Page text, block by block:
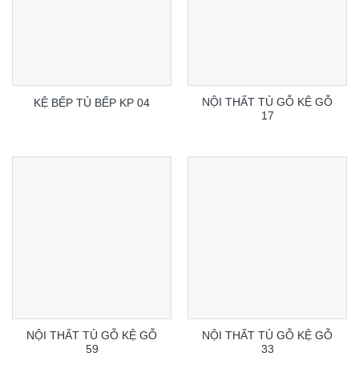
KỆ BẾP TỦ BẾP KP 04
NỘI THẤT TỦ GỖ KỆ GỖ
17
NỘI THẤT TỦ GỖ KỆ GỖ
59
NỘI THẤT TỦ GỖ KỆ GỖ
33